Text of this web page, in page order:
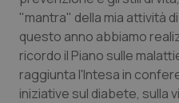
Tiroide
Tumore al seno
"mantra" della mia attività
questo anno abbiamo
ricordo il Piano sulle
raggiunta l'Intesa in
iniziative sul diabete, sulla